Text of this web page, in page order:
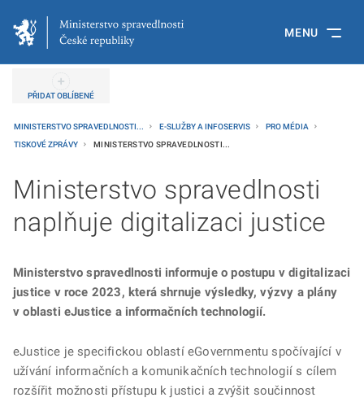
MENU
PŘIDAT OBLÍBENÉ
MINISTERSTVO SPRAVEDLNOSTI... E-SLUŽBY A INFOSERVIS
PRO MÉDIA
TISKOVÉ ZPRÁVY
MINISTERSTVO SPRAVEDLNOSTI...
Ministerstvo spravedlnosti
naplňuje digitalizaci justice
Ministerstvo spravedlnosti informuje o postupu v digitalizaci
justice v roce 2023, která shrnuje výsledky, výzvy a plány
v oblasti eJustice a informačních technologií.
eJustice je specifickou oblastí eGovernmentu spočívající v
užívání informačních a komunikačních technologií s cílem
rozšířit možnosti přístupu k justici a zvýšit součinnost